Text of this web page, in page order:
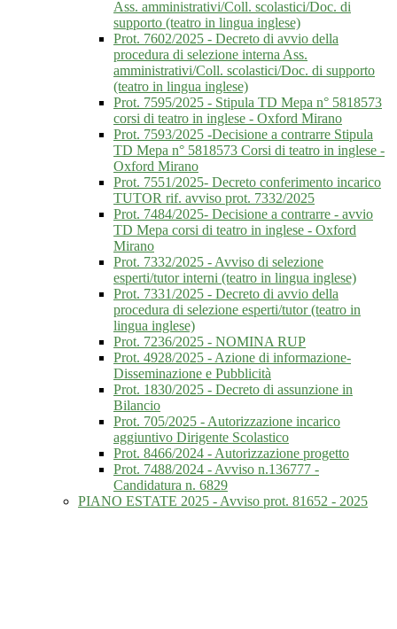
Ass. amministrativi/Coll. scolastici/Doc. di
supporto (teatro in lingua inglese)
Prot. 7602/2025 - Decreto di avvio della
procedura di selezione interna Ass.
amministrativi/Coll. scolastici/Doc. di supporto
(teatro in lingua inglese)
Prot. 7595/2025 - Stipula TD Mepa n° 5818573
corsi di teatro in inglese - Oxford Mirano
Prot. 7593/2025 -Decisione a contrarre Stipula
TD Mepa n° 5818573 Corsi di teatro in inglese -
Oxford Mirano
Prot. 7551/2025- Decreto conferimento incarico
TUTOR rif. avviso prot. 7332/2025
Prot. 7484/2025- Decisione a contrarre - avvio
TD Mepa corsi di teatro in inglese - Oxford
Mirano
Prot. 7332/2025 - Avviso di selezione
esperti/tutor interni (teatro in lingua inglese)
Prot. 7331/2025 - Decreto di avvio della
procedura di selezione esperti/tutor (teatro in
lingua inglese)
Prot. 7236/2025 - NOMINA RUP
Prot. 4928/2025 - Azione di informazione-
Disseminazione e Pubblicità
Prot. 1830/2025 - Decreto di assunzione in
Bilancio
Prot. 705/2025 - Autorizzazione incarico
aggiuntivo Dirigente Scolastico
Prot. 8466/2024 - Autorizzazione progetto
Prot. 7488/2024 - Avviso n.136777 -
Candidatura n. 6829
PIANO ESTATE 2025 - Avviso prot. 81652 - 2025